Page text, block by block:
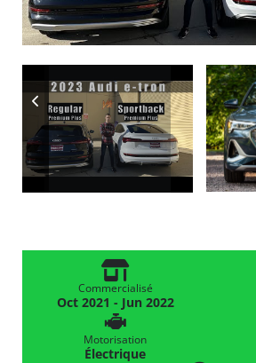
Commercialisé
Oct 2021 - Jun 2022
Motorisation
Électrique